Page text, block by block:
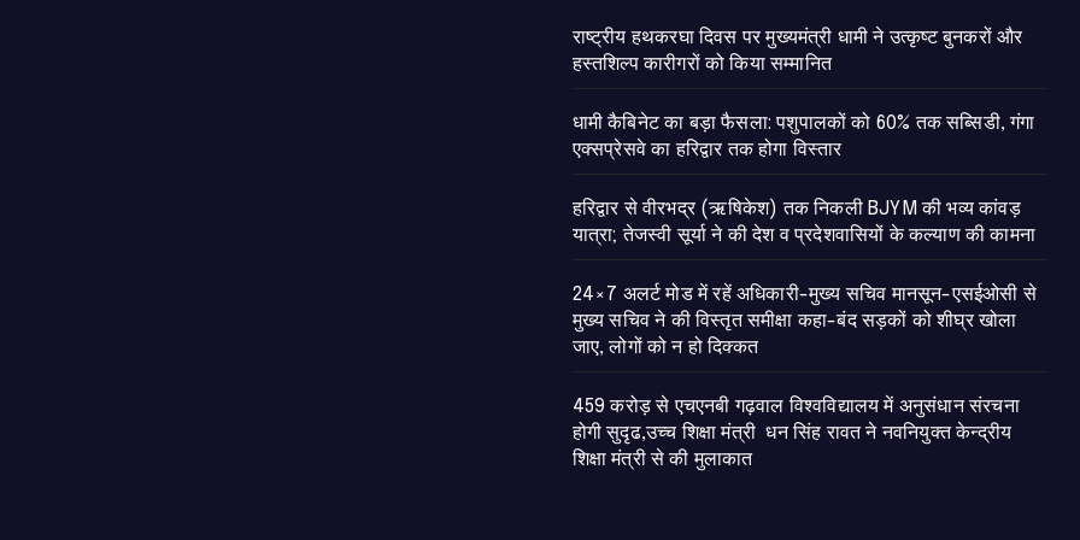
राष्ट्रीय हथकरघा दिवस पर मुख्यमंत्री धामी ने उत्कृष्ट बुनकरों और
हस्तशिल्प कारीगरों को किया सम्मानित
​धामी कैबिनेट का बड़ा फैसला: पशुपालकों को 60% तक सब्सिडी, गंगा
एक्सप्रेसवे का हरिद्वार तक होगा विस्तार
​हरिद्वार से वीरभद्र (ऋषिकेश) तक निकली BJYM की भव्य कांवड़
यात्रा; तेजस्वी सूर्या ने की देश व प्रदेशवासियों के कल्याण की कामना
24×7 अलर्ट मोड में रहें अधिकारी-मुख्य सचिव मानसून-एसईओसी से
मुख्य सचिव ने की विस्तृत समीक्षा कहा-बंद सड़कों को शीघ्र खोला
जाए, लोगों को न हो दिक्कत
459 करोड़ से एचएनबी गढ़वाल विश्वविद्यालय में अनुसंधान संरचना
होगी सुदृढ,उच्च शिक्षा मंत्री धन सिंह रावत ने नवनियुक्त केन्द्रीय
शिक्षा मंत्री से की मुलाकात